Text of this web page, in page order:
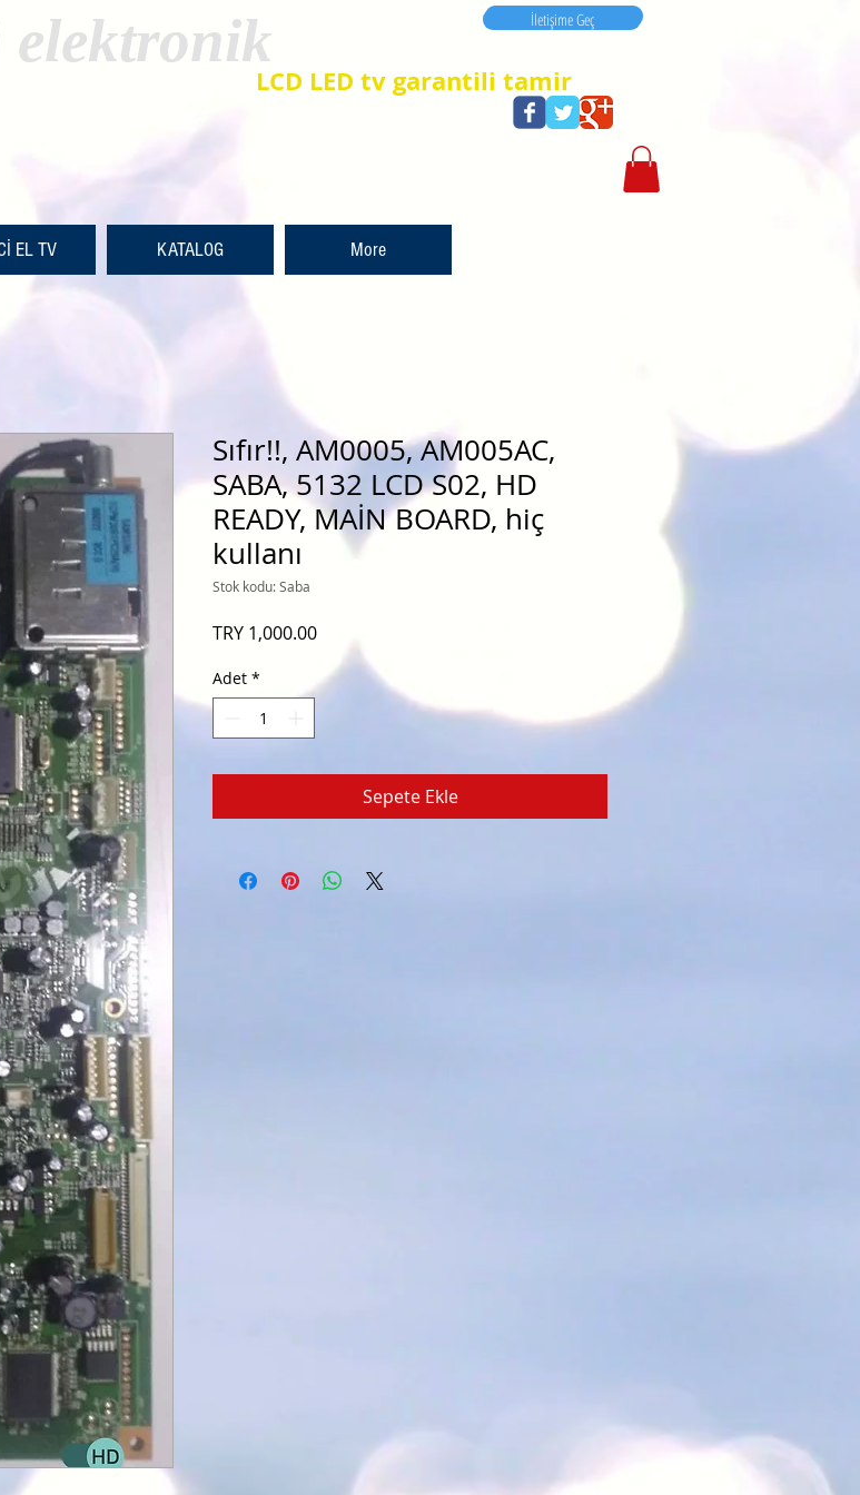
LCD LED tv garantili tamir
elektronik İletişime Geç
İletişime Geç
EL TV KATALOG More
Sıfır!!, AM0005, AM005AC,
SABA, 5132 LCD S02, HD
READY, MAİN BOARD, hiç
kullanı
Stok kodu: Saba
TRY 1,000.00Fiyat
Adet *
Sepete Ekle